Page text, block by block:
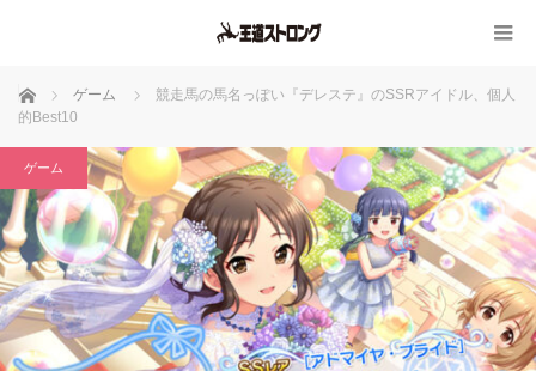
ホーム ゲーム
競走馬の馬名っぽい『デレステ』のSSRアイドル、個人
的Best10
ゲーム